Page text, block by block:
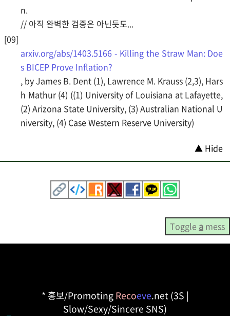
n.
// 아직 완벽한 검증은 아닌듯도...
arxiv.org/abs/1403.5166 - Killing the Straw Man: Doe
s BICEP Prove Inflation?
, by James B. Dent (1), Lawrence M. Krauss (2,3), Hars
h Mathur (4) ((1) University of Louisiana at Lafayette,
(2) Arizona State University, (3) Australian National U
niversity, (4) Case Western Reserve University)
▲ Hide
Toggle a mess
* 홍보/PromotingRecoeve.net (3S |
Slow/Sexy/Sincere SNS)